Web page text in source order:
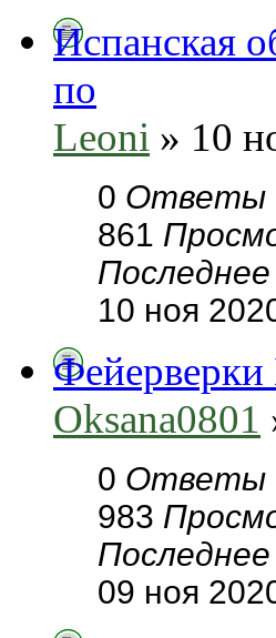
Испанская
по
Leoni » 10
0 Ответы
861
10 ноя
Oksana0801
0 Ответы
983
09 ноя